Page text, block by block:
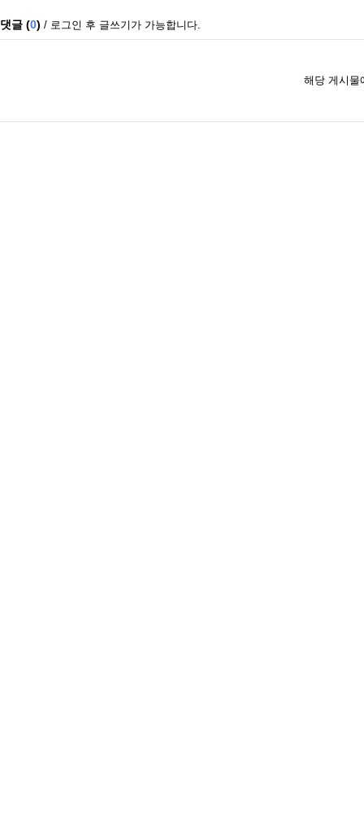
댓글 (0) / 로그인 후 글쓰기가 가능합니다.
해당 게시물